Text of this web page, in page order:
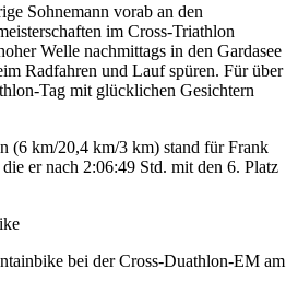
Sohnemann vorab an den
im Cross-Triathlon
Welle nachmittags in den Gardasee
Radfahren und Lauf spüren. Für über
Tag mit glücklichen Gesichtern
(6 km/20,4 km/3 km) stand für Frank
er nach 2:06:49 Std. mit den 6. Platz
bei der Cross-Duathlon-EM am